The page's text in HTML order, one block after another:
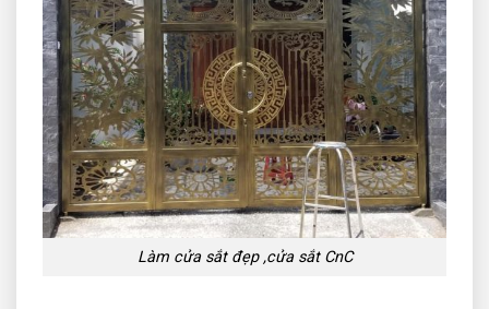
Làm cửa sắt đẹp ,cửa sắt CnC